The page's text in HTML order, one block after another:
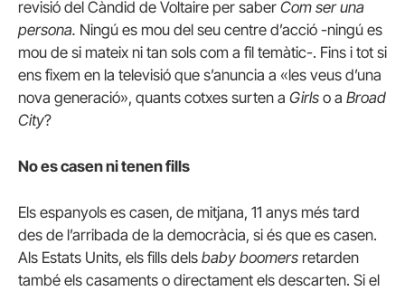
revisió del Càndid de Voltaire per saber Com ser una
persona. Ningú es mou del seu centre d’acció -ningú es
mou de si mateix ni tan sols com a fil temàtic-. Fins i tot si
ens fixem en la televisió que s’anuncia a «les veus d’una
nova generació», quants cotxes surten a Girls o a Broad
City?
No es casen ni tenen fills
Els espanyols es casen, de mitjana, 11 anys més tard
des de l’arribada de la democràcia, si és que es casen.
Als Estats Units, els fills dels baby boomers retarden
també els casaments o directament els descarten. Si el